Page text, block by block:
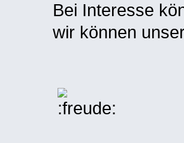
Bei Interesse
wir können